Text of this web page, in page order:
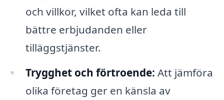
och villkor, vilket ofta kan leda till
bättre erbjudanden eller
tilläggstjänster.
Trygghet och förtroende: Att jämföra
olika företag ger en känsla av